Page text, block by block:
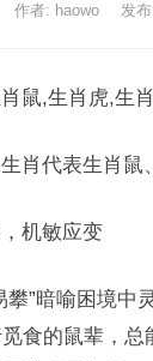
作者: haowo 发
鼠,生肖虎,生
肖代表生肖鼠
机敏应变
攀”暗喻困境中
食的鼠辈，总